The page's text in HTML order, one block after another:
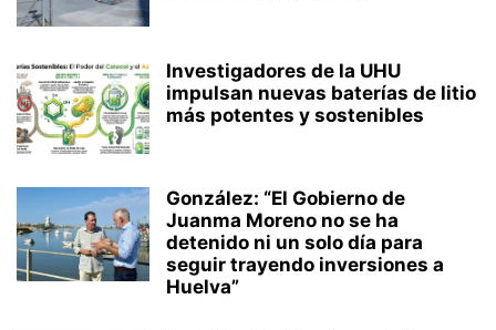
Investigadores de la UHU
impulsan nuevas baterías de litio
más potentes y sostenibles
González: “El Gobierno de
Juanma Moreno no se ha
detenido ni un solo día para
seguir trayendo inversiones a
Huelva”